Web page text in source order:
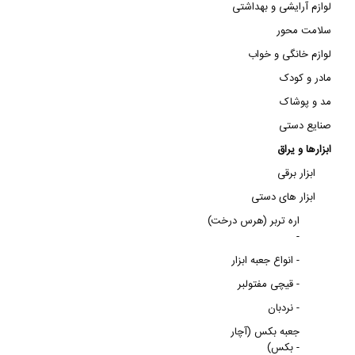
لوازم آرایشی و بهداشتی
سلامت محور
لوازم خانگی و خواب
مادر و کودک
مد و پوشاک
صنایع دستی
ابزارها و یراق
ابزار برقی
ابزار های دستی
اره تربر (هرس درخت)
-
انواع جعبه ابزار -
قیچی مفتولبر -
نردبان -
جعبه بکس (آچار
بکس) -